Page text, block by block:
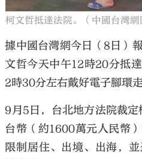
大公文
柯文哲抵達法院。（中國台灣網
據中國台灣網今日（8日）
文哲今天中午12時20分抵
2時30分左右戴好電子腳環走
9月5日，台北地方法院裁
台幣（約1600萬元人民幣
限制居住、出境、出海，